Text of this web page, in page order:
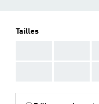
Tailles